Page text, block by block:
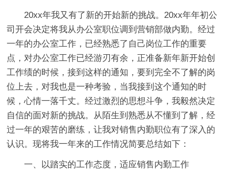
20xx年我又有了新的开始新的挑战。20xx年年初公
司开会决定将我从办公室职位调到营销部做内勤。经过
一年的办公室工作，已经熟悉了自己岗位工作的重要
点，对办公室工作已经游刃有余，正准备新年新开始创
工作绩的时候，接到这样的通知，要到完全不了解的岗
位上去，对我也是一种考验，当我接到这个通知的时
候，心情一落千丈。经过激烈的思想斗争，我毅然决定
自信的面对新的挑战。从陌生到熟悉从不懂到了解，经
过一年的艰苦的磨练，让我对销售内勤职位有了深入的
认识。现将我一年来的工作情况简要总结如下：
一、以踏实的工作态度，适应销售内勤工作